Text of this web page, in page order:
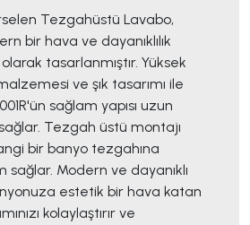
Tezgahüstü Lavabo,
bir hava ve dayanıklılık
tasarlanmıştır. Yüksek
ve şık tasarımı ile
sağlam yapısı uzun
Tezgah üstü montajı
bir banyo tezgahına
Modern ve dayanıklı
estetik bir hava katan
kolaylaştırır ve